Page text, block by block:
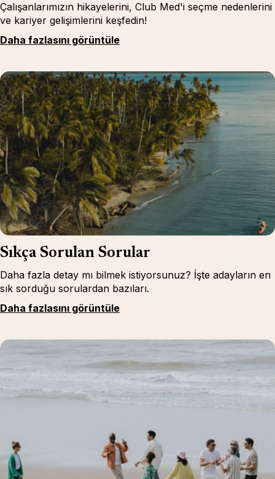
Çalışanlarımızın hikayelerini, Club Med'i seçme nedenlerini
ve kariyer gelişimlerini keşfedin!
Daha fazlasını görüntüle
Sıkça Sorulan Sorular
Daha fazla detay mı bilmek istiyorsunuz? İşte adayların en
sık sorduğu sorulardan bazıları.
Daha fazlasını görüntüle